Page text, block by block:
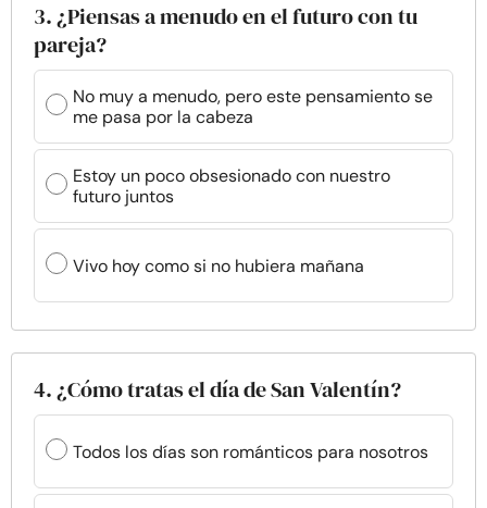
3. ¿Piensas a menudo en el futuro con tu
pareja?
No muy a menudo, pero este pensamiento se
me pasa por la cabeza
Estoy un poco obsesionado con nuestro
futuro juntos
Vivo hoy como si no hubiera mañana
4. ¿Cómo tratas el día de San Valentín?
Todos los días son románticos para nosotros